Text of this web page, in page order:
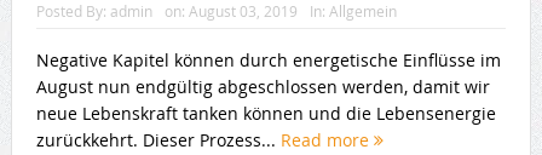
Posted By: admin on: August 03, 2019 In: Allgemein
Negative Kapitel können durch energetische Einflüsse im
August nun endgültig abgeschlossen werden, damit wir
neue Lebenskraft tanken können und die Lebensenergie
zurückkehrt. Dieser Prozess... Read more